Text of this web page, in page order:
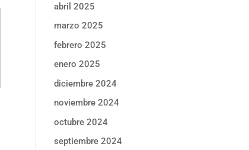
abril 2025
marzo 2025
febrero 2025
enero 2025
diciembre 2024
noviembre 2024
octubre 2024
septiembre 2024